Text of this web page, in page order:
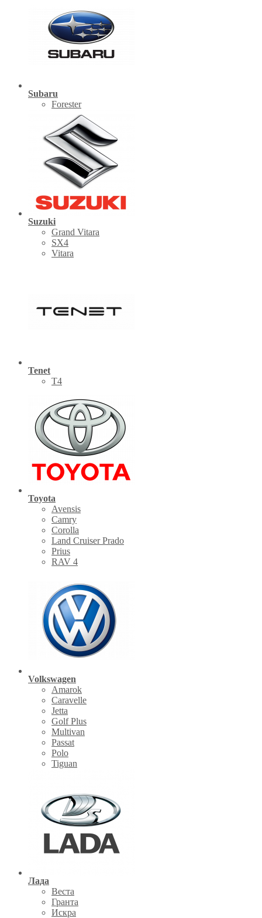
Subaru
Forester
Suzuki
Grand Vitara
SX4
Vitara
Tenet
Т4
Toyota
Avensis
Camry
Corolla
Land Cruiser Prado
Prius
RAV 4
Volkswagen
Amarok
Caravelle
Jetta
Golf Plus
Multivan
Passat
Polo
Tiguan
Лада
Веста
Гранта
Искра